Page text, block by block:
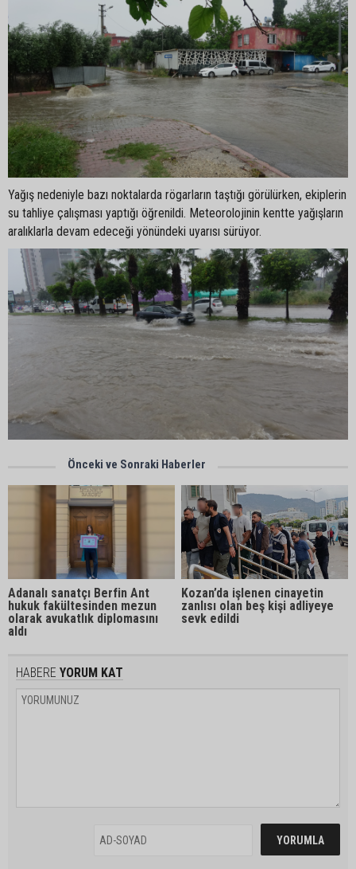
Yağış nedeniyle bazı noktalarda rögarların taştığı görülürken, ekiplerin
su tahliye çalışması yaptığı öğrenildi. Meteorolojinin kentte yağışların
aralıklarla devam edeceği yönündeki uyarısı sürüyor.
Önceki ve Sonraki Haberler
Adanalı sanatçı Berfin Ant
hukuk fakültesinden mezun
olarak avukatlık diplomasını
aldı
Kozan’da işlenen cinayetin
zanlısı olan beş kişi adliyeye
sevk edildi
HABERE YORUM KAT